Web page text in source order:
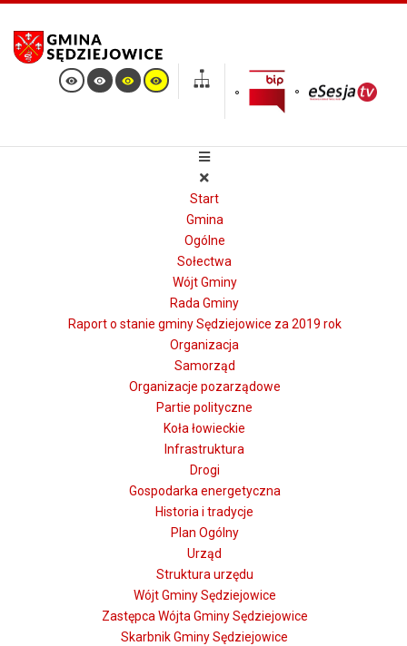
Start
Gmina
Ogólne
Sołectwa
Wójt Gminy
Rada Gminy
Raport o stanie gminy Sędziejowice za 2019 rok
Organizacja
Samorząd
Organizacje pozarządowe
Partie polityczne
Koła łowieckie
Infrastruktura
Drogi
Gospodarka energetyczna
Historia i tradycje
Plan Ogólny
Urząd
Struktura urzędu
Wójt Gminy Sędziejowice
Zastępca Wójta Gminy Sędziejowice
Skarbnik Gminy Sędziejowice